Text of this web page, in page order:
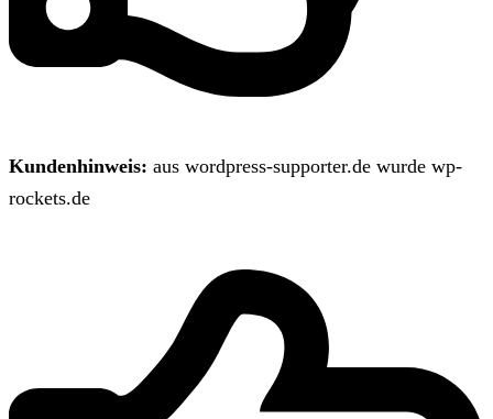
Kundenhinweis: aus wordpress-supporter.de wurde wp-
rockets.de